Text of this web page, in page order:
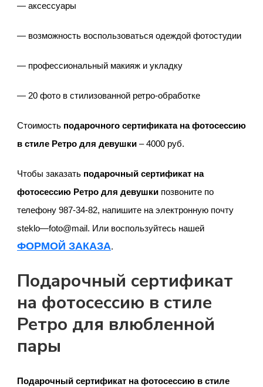
— аксессуары
— возможность воспользоваться одеждой фотостудии
— профессиональный макияж и укладку
— 20 фото в стилизованной ретро-обработке
Стоимость подарочного сертификата на фотосессию
в стиле Ретро для девушки – 4000 руб.
Чтобы заказать подарочный сертификат на
фотосессию Ретро для девушки позвоните по
телефону 987-34-82, напишите на электронную почту
steklo—foto@mail. Или воспользуйтесь нашей
ФОРМОЙ ЗАКАЗА.
Подарочный сертификат
на фотосессию в стиле
Ретро для влюбленной
пары
Подарочный сертификат на фотосессию в стиле